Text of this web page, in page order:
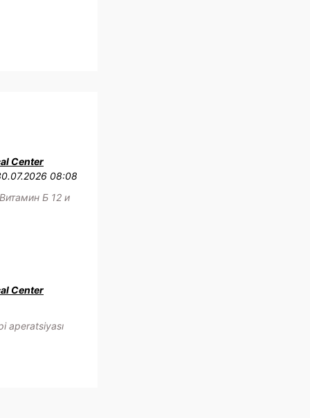
Center
08:08
Б 12 и
Center
aperatsiyası